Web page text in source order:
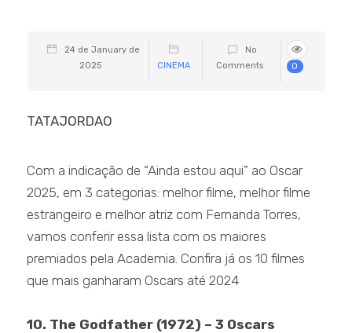
24 de January de
2025
CINEMA
No
Comments
0
TATAJORDAO
Com a indicação de “Ainda estou aqui” ao Oscar
2025, em 3 categorias: melhor filme, melhor filme
estrangeiro e melhor atriz com Fernanda Torres,
vamos conferir essa lista com os maiores
premiados pela Academia. Confira já os 10 filmes
que mais ganharam Oscars até 2024
10. The Godfather (1972) – 3 Oscars